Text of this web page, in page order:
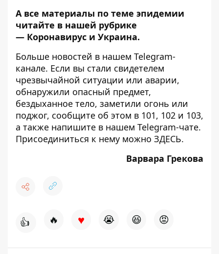
А все материалы по теме эпидемии
читайте в нашей рубрике
— Коронавирус и Украина.
Больше новостей в нашем Telegram-
канале. Если вы стали свидетелем
чрезвычайной ситуации или аварии,
обнаружили опасный предмет,
бездыханное тело, заметили огонь или
поджог, сообщите об этом в 101, 102 и 103,
а также напишите в нашем Telegram-чате.
Присоединиться к нему можно ЗДЕСЬ.
Варвара Грекова
👍 🔥 ♥ 😭 😆 😡